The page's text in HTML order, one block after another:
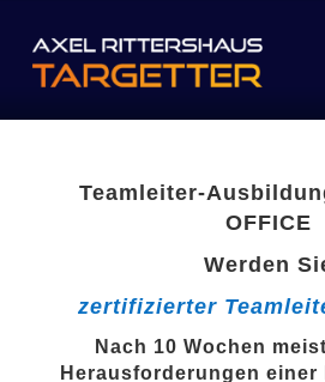
Teamleiter-
OFFICE
Werden
zertifizierter
Nach 10 Wochen
Herausforderungen